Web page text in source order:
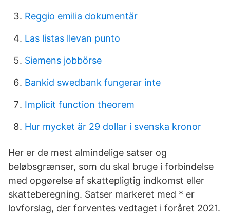
Reggio emilia dokumentär
Las listas llevan punto
Siemens jobbörse
Bankid swedbank fungerar inte
Implicit function theorem
Hur mycket är 29 dollar i svenska kronor
Her er de mest almindelige satser og
beløbsgrænser, som du skal bruge i forbindelse
med opgørelse af skattepligtig indkomst eller
skatteberegning. Satser markeret med * er
lovforslag, der forventes vedtaget i foråret 2021.